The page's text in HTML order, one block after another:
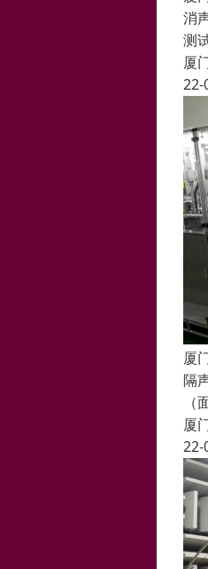
消
测
厦
22-
厦
隔
厦
22-